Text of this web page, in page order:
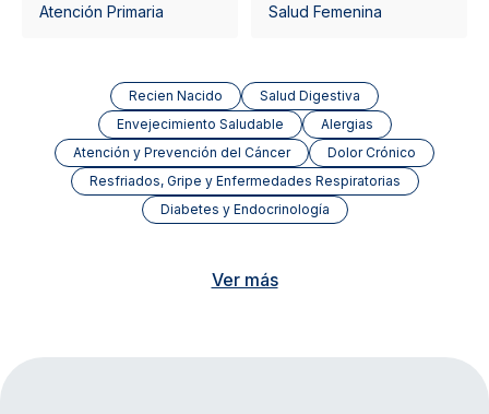
Atención Primaria Salud Femenina
Recien Nacido
Salud Digestiva
Envejecimiento Saludable
Alergias
Atención y Prevención del Cáncer
Dolor Crónico
Resfriados, Gripe y Enfermedades Respiratorias
Diabetes y Endocrinología
Ver más